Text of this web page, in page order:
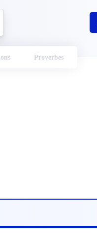
Proverbes